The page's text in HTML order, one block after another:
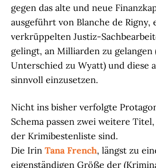
gegen das alte und neue
ausgeführt von Blanche de Rigny,
verkrüppelten Justiz-
gelingt, an Milliarden zu gelangen
Unterschied zu Wyatt) und diese
sinnvoll einzusetzen.
Nicht ins bisher verfolgte
Schema passen zwei weitere
der Krimibestenliste sind.
Die IrinTana French, längst zu
eigenständigen Größe der